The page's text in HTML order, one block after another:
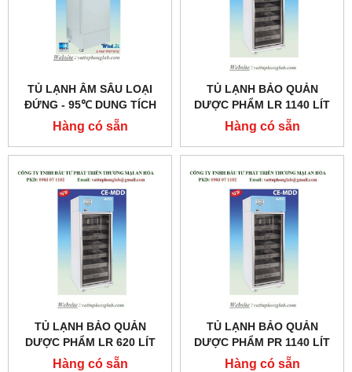
TỦ LẠNH ÂM SÂU LOẠI
ĐỨNG - 95℃ DUNG TÍCH
400 LÍT MODEL:DUOFREEZ
U400
Hàng có sẵn
TỦ LẠNH BẢO QUẢN
DƯỢC PHẨM LR 1140 LÍT
MODEL:LR-1000
Hàng có sẵn
TỦ LẠNH BẢO QUẢN
DƯỢC PHẨM LR 620 LÍT
MODEL:LR-600
Hàng có sẵn
TỦ LẠNH BẢO QUẢN
DƯỢC PHẨM PR 1140 LÍT
MODEL:PR-1000
Hàng có sẵn